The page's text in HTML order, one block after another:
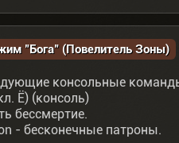
"Бога" (Повелитель Зоны)
консольные
Ё) (консоль)
бессмертие.
- бесконечные патроны.